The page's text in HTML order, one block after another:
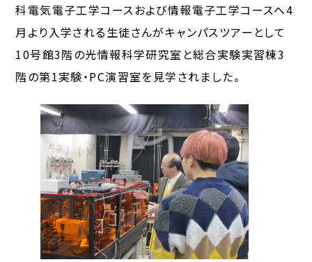
科電気電子工学コースおよび情報電子工学コースへ4
月より入学される生徒さんがキャンパスツアーとして
10号館3階の光情報科学研究室と総合実験実習棟3
階の第1実験・PC演習室を見学されました。